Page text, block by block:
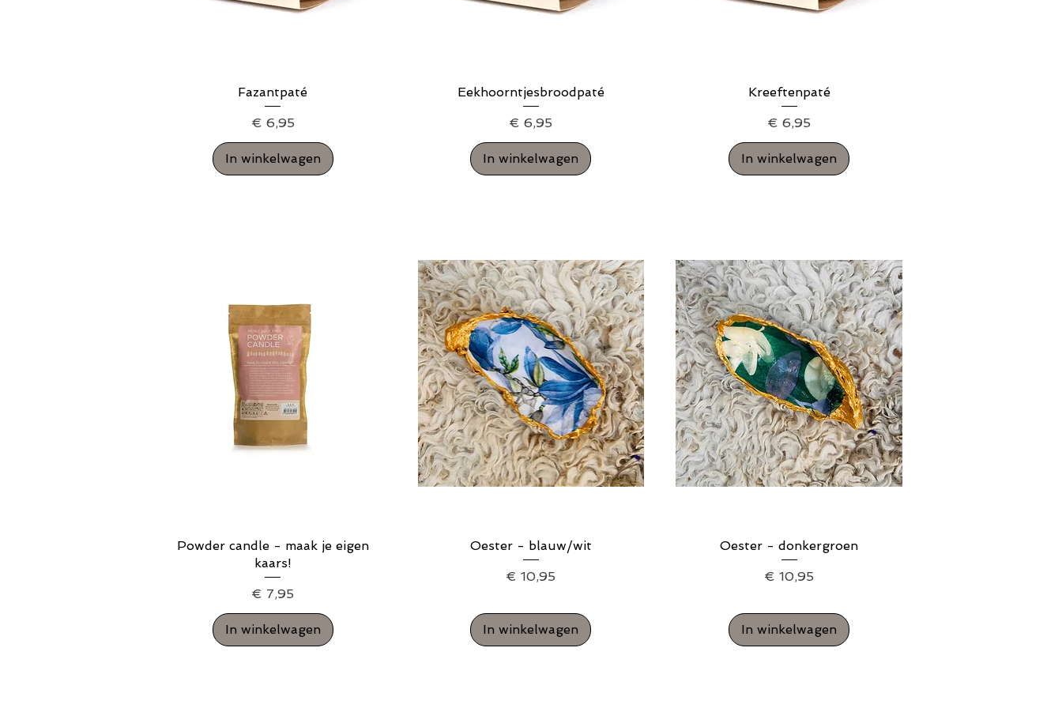
Snel overzicht
Fazantpaté
Prijs
€ 6,95
In winkelwagen
Snel overzicht
Eekhoorntjesbroodpaté
Prijs
€ 6,95
In winkelwagen
Snel overzicht
Kreeftenpaté
Prijs
€ 6,95
In winkelwagen
Snel overzicht
Powder candle - maak je eigen
kaars!
Prijs
€ 7,95
In winkelwagen
Snel overzicht
Oester - blauw/wit
Prijs
€ 10,95
In winkelwagen
Snel overzicht
Oester - donkergroen
Prijs
€ 10,95
In winkelwagen